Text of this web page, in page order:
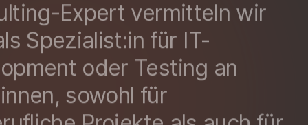
Expert vermitteln wir
Spezialist:in für IT-
oder Testing an
sowohl für